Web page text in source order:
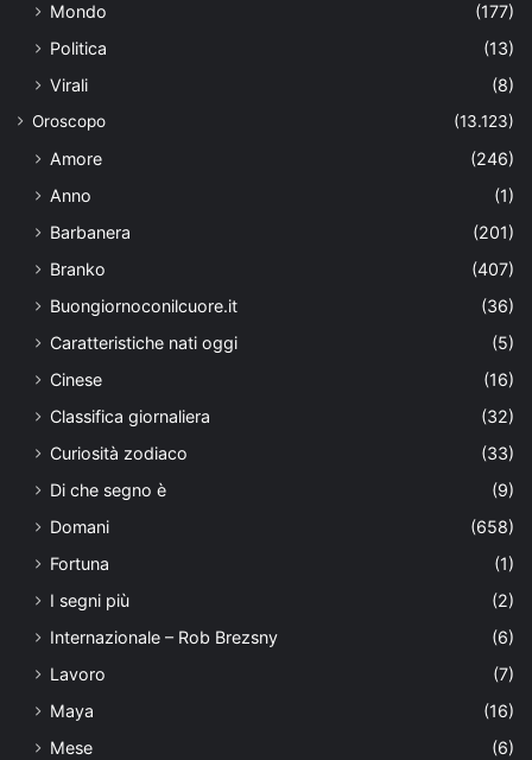
Mondo
(177)
Politica
(13)
Virali
(8)
Oroscopo (13.123)
Amore
(246)
Anno
(1)
Barbanera
(201)
Branko
(407)
Buongiornoconilcuore.it
(36)
Caratteristiche nati oggi
(5)
Cinese
(16)
Classifica giornaliera
(32)
Curiosità zodiaco
(33)
Di che segno è
(9)
Domani
(658)
Fortuna
(1)
I segni più
(2)
Internazionale – Rob Brezsny
(6)
Lavoro
(7)
Maya
(16)
Mese
(6)